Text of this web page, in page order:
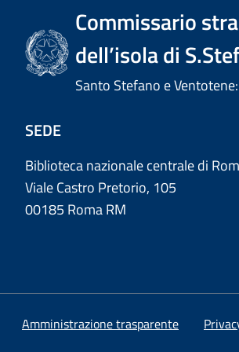
Commissario
dell’isola di
Santo Stefano e
SEDE
Biblioteca nazionale centrale di
Viale Castro Pretorio, 105
00185 Roma RM
Amministrazione trasparente